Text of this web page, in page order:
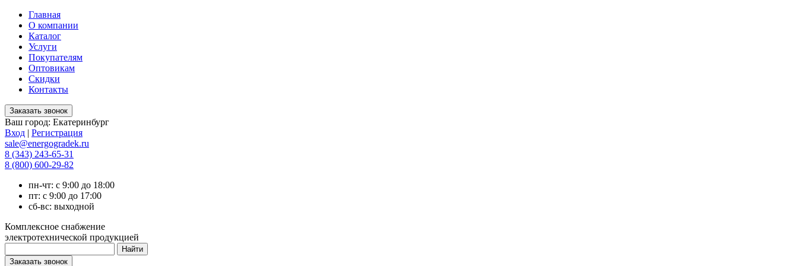
Главная
О компании
Каталог
Услуги
Покупателям
Оптовикам
Скидки
Контакты
Ваш город: Екатеринбург
Вход | Регистрация
sale@energogradek.ru
8 (343) 243-65-31
8 (800) 600-29-82
пн-чт: с 9:00 до 18:00
пт: с 9:00 до 17:00
сб-вс: выходной
Комплексное снабжение
электротехнической продукцией